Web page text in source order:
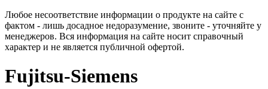
Любое несоответствие информации о продукте на сайте с
фактом - лишь досадное недоразумение, звоните - уточняйте у
менеджеров. Вся информация на сайте носит справочный
характер и не является публичной офертой.
Fujitsu-Siemens